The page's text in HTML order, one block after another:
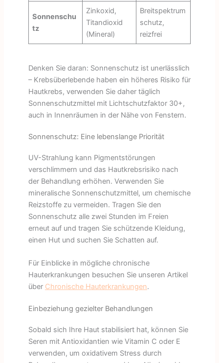
Sonnenschu
tz
Zinkoxid,
Titandioxid
(Mineral)
Breitspektrum
schutz,
reizfrei
Denken Sie daran: Sonnenschutz ist unerlässlich
– Krebsüberlebende haben ein höheres Risiko für
Hautkrebs, verwenden Sie daher täglich
Sonnenschutzmittel mit Lichtschutzfaktor 30+,
auch in Innenräumen in der Nähe von Fenstern.
Sonnenschutz: Eine lebenslange Priorität
UV-Strahlung kann Pigmentstörungen
verschlimmern und das Hautkrebsrisiko nach
der Behandlung erhöhen. Verwenden Sie
mineralische Sonnenschutzmittel, um chemische
Reizstoffe zu vermeiden. Tragen Sie den
Sonnenschutz alle zwei Stunden im Freien
erneut auf und tragen Sie schützende Kleidung,
einen Hut und suchen Sie Schatten auf.
Für Einblicke in mögliche chronische
Hauterkrankungen besuchen Sie unseren Artikel
über Chronische Hauterkrankungen.
Einbeziehung gezielter Behandlungen
Sobald sich Ihre Haut stabilisiert hat, können Sie
Seren mit Antioxidantien wie Vitamin C oder E
verwenden, um oxidativem Stress durch